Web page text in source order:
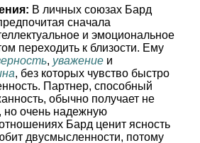
В личных союзах Бард
сначала
и эмоциональное
переходить к близости. Ему
, уважение и
, без которых чувство быстро
Партнер, способный
обычно получает не
но очень надежную
Бард ценит ясность
двусмысленности, потому